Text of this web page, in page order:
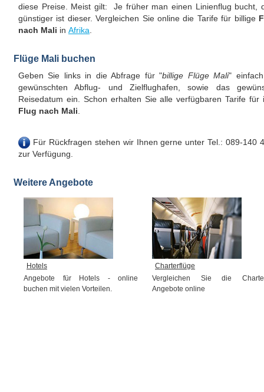
diese Preise. Meist gilt: Je früher man einen Linienflug bucht,
günstiger ist dieser. Vergleichen Sie online die Tarife für billige
nach Mali in Afrika.
Flüge Mali buchen
Geben Sie links in die Abfrage für "billige Flüge Mali"
gewünschten Abflug- und Zielflughafen, sowie das
Reisedatum ein. Schon erhalten Sie alle verfügbaren Tarife für
Flug nach Mali.
Für Rückfragen stehen wir Ihnen gerne unter Tel.: 089-140
zur Verfügung.
Weitere Angebote
Hotels
Angebote für Hotels - online
buchen mit vielen Vorteilen.
Charterflüge
Vergleichen Sie die
Angebote online